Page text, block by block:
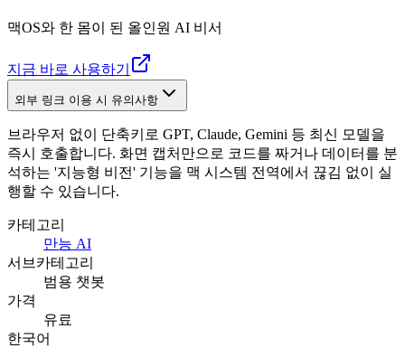
맥OS와 한 몸이 된 올인원 AI 비서
지금 바로 사용하기
외부 링크 이용 시 유의사항
브라우저 없이 단축키로 GPT, Claude, Gemini 등 최신 모델을
즉시 호출합니다. 화면 캡처만으로 코드를 짜거나 데이터를 분
석하는 '지능형 비전' 기능을 맥 시스템 전역에서 끊김 없이 실
행할 수 있습니다.
카테고리
만능 AI
서브카테고리
범용 챗봇
가격
유료
한국어